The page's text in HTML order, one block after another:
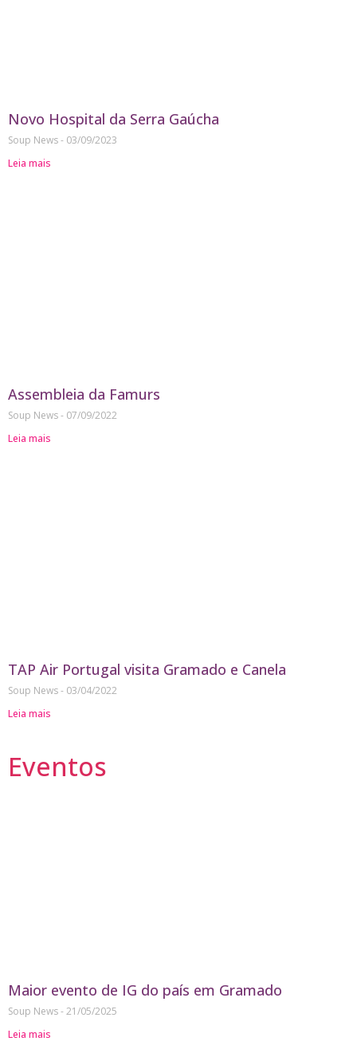
Novo Hospital da Serra Gaúcha
Soup News
03/09/2023
Leia mais
Assembleia da Famurs
Soup News
07/09/2022
Leia mais
TAP Air Portugal visita Gramado e Canela
Soup News
03/04/2022
Leia mais
Eventos
Maior evento de IG do país em Gramado
Soup News 21/05/2025
Leia mais